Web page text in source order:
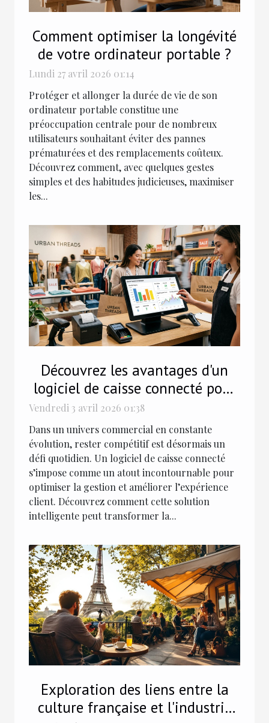
Comment optimiser la longévité
de votre ordinateur portable ?
Lundi 27 avril 2026 01:14
Protéger et allonger la durée de vie de son
ordinateur portable constitue une
préoccupation centrale pour de nombreux
utilisateurs souhaitant éviter des pannes
prématurées et des remplacements coûteux.
Découvrez comment, avec quelques gestes
simples et des habitudes judicieuses, maximiser
les...
Découvrez les avantages d'un
logiciel de caisse connecté pour
votre commerce
Vendredi 3 avril 2026 01:38
Dans un univers commercial en constante
évolution, rester compétitif est désormais un
défi quotidien. Un logiciel de caisse connecté
s’impose comme un atout incontournable pour
optimiser la gestion et améliorer l’expérience
client. Découvrez comment cette solution
intelligente peut transformer la...
Exploration des liens entre la
culture française et l'industrie